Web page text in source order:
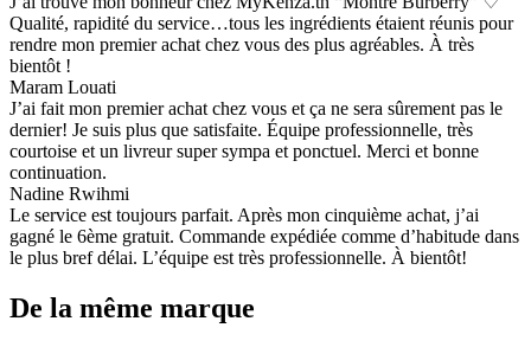
Qualité, rapidité du service…tous les ingrédients étaient réunis pour
rendre mon premier achat chez vous des plus agréables. À très
bientôt !
Maram Louati
J’ai fait mon premier achat chez vous et ça ne sera sûrement pas le
dernier! Je suis plus que satisfaite. Équipe professionnelle, très
courtoise et un livreur super sympa et ponctuel. Merci et bonne
continuation.
Nadine Rwihmi
Le service est toujours parfait. Après mon cinquième achat, j’ai
gagné le 6ème gratuit. Commande expédiée comme d’habitude dans
le plus bref délai. L’équipe est très professionnelle. À bientôt!
De la même marque